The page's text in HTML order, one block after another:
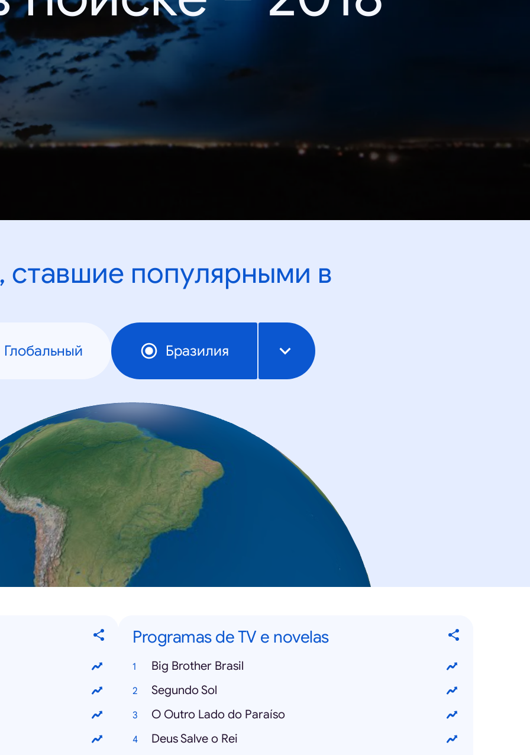
ставшие популярными в
Глобальный Бразилия
Programas de TV e novelas
Big Brother Brasil
Segundo Sol
O Outro Lado do Paraíso
Deus Salve o Rei